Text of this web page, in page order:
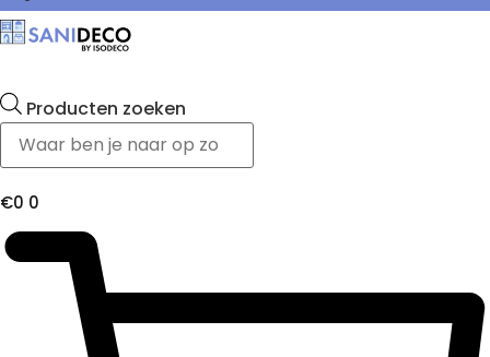
Producten zoeken
€0 0